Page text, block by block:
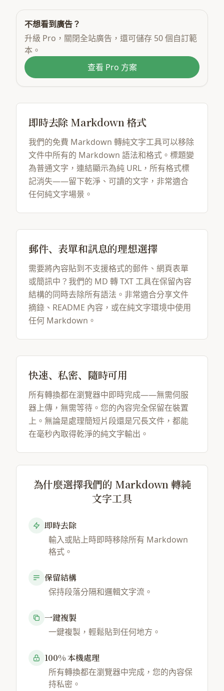
不想看到廣告？
升級 Pro，關閉全站廣告，還可儲存 50 個自訂範
本。
查看 Pro 方案
即時去除 Markdown 格式
我們的免費 Markdown 轉純文字工具可以移除
文件中所有的 Markdown 語法和格式。標題變
為普通文字，連結顯示為純 URL，所有格式標
記消失——留下乾淨、可讀的文字，非常適合
任何純文字場景。
郵件、表單和訊息的理想選擇
需要將內容貼到不支援格式的郵件、網頁表單
或簡訊中？我們的 MD 轉 TXT 工具在保留內容
結構的同時去除所有語法。非常適合分享文件
摘錄、README 內容，或在純文字環境中使用
任何 Markdown。
快速、私密、隨時可用
所有轉換都在瀏覽器中即時完成——無需伺服
器上傳，無需等待。您的內容完全保留在裝置
上。無論是處理簡短片段還是冗長文件，都能
在毫秒內取得乾淨的純文字輸出。
為什麼選擇我們的 Markdown 轉純
文字工具
即時去除
輸入或貼上時即時移除所有 Markdown
格式。
保留結構
保持段落分隔和邏輯文字流。
一鍵複製
一鍵複製，輕鬆貼到任何地方。
100% 本機處理
所有轉換都在瀏覽器中完成，您的內容保
持私密。